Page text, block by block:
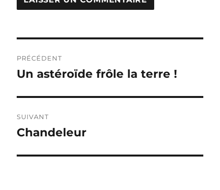
de
PRÉCÉDENT
Publication
Un astéroïde frôle la terre !
SUIVANT
Publication
Chandeleur